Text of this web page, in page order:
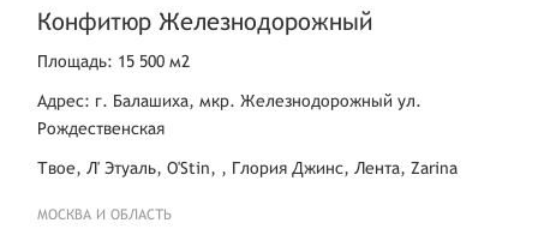
Конфитюр Железнодорожный
Площадь: 15 500 м2
Адрес: г. Балашиха, мкр. Железнодорожный ул.
Рождественская
Твое, Л' Этуаль, O'Stin, , Глория Джинс, Лента, Zarina
МОСКВА И ОБЛАСТЬ